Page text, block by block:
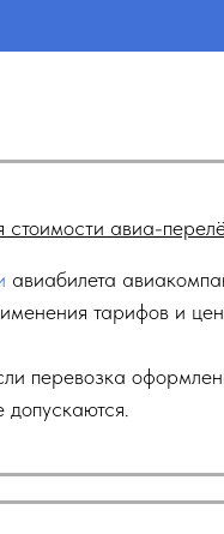
авиа-
авиабилета
тарифов и
перевозка